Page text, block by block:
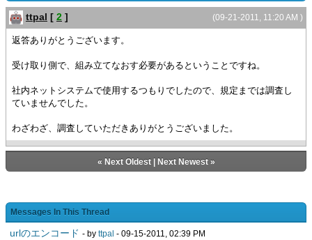
(09-21-2011, 11:20 AM )
ttpal [ 2 ]
返答ありがとうございます。
受け取り側で、組み立てなおす必要があるということですね。
社内ネットシステムで使用するつもりでしたので、規定までは調査し
ていませんでした。
わざわざ、調査していただきありがとうございました。
« Next Oldest| Next Newest»
Messages In This Thread
urlのエンコード - by ttpal - 09-15-2011, 02:39 PM